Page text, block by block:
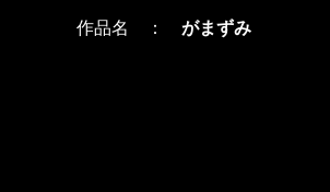
作品名 ： がまずみ